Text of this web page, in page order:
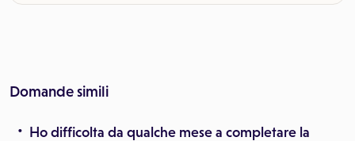
Domande simili
Ho difficolta da qualche mese a completare la